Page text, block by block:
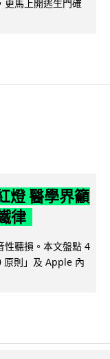
更馬上開逃生門確
燈 醫學界籲
律
性聽損。本文盤點 4
原則」及 Apple 內